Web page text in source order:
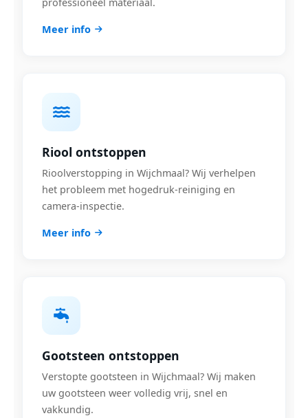
Meer info
Riool ontstoppen
Rioolverstopping in Wijchmaal? Wij verhelpen
het probleem met hogedruk-reiniging en
camera-inspectie.
Meer info
Gootsteen ontstoppen
Verstopte gootsteen in Wijchmaal? Wij maken
uw gootsteen weer volledig vrij, snel en
vakkundig.